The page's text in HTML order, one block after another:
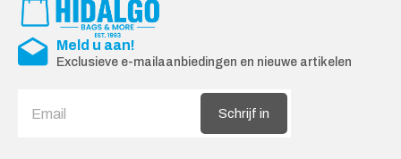
Meld u aan!
Exclusieve e-mailaanbiedingen en nieuwe artikelen
Schrijf in